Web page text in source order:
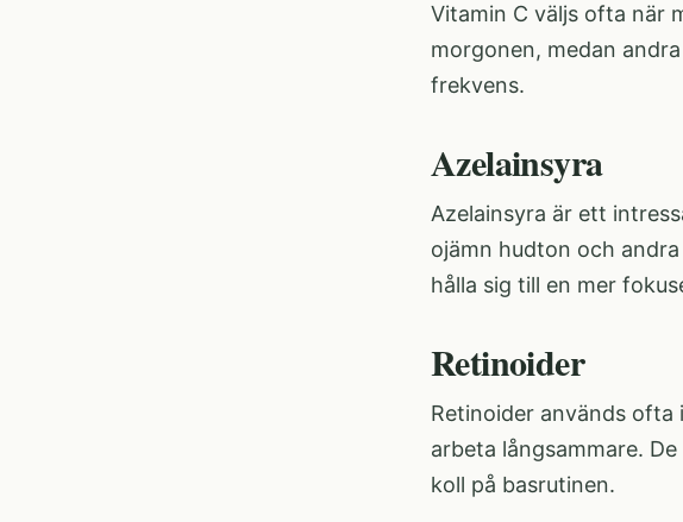
Vitamin C väljs ofta när
morgonen, medan
frekvens.
Azelainsyra
Azelainsyra är ett
ojämn hudton och
hålla sig till en mer
Retinoider
Retinoider används ofta
arbeta långsammare.
koll på basrutinen.